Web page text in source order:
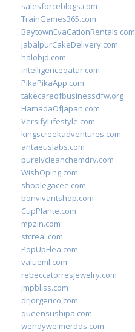
salesforceblogs.com
TrainGames365.com
BaytownEvaCationRentals.com
JabalpurCakeDelivery.com
halobjd.com
intelligenceqatar.com
PikaPikaApp.com
takecareofbusinessdfw.org
HamadaOfJapan.com
VersifyLifestyle.com
kingscreekadventures.com
antaeuslabs.com
purelycleanchemdry.com
WishOping.com
shoplegacee.com
bonvivantshop.com
CupPlante.com
mpzin.com
stcreal.com
PopUpFlea.com
valueml.com
rebeccatorresjewelry.com
jmpbliss.com
drjorgerico.com
queensushipa.com
wendyweimerdds.com